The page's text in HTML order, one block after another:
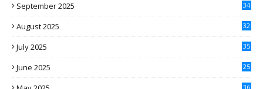
September 2025 34
August 2025 32
July 2025 35
June 2025 25
36